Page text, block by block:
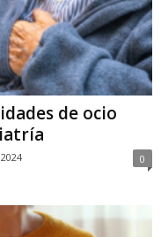
de ocio
0